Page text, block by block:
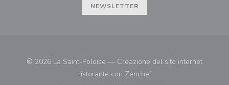
NEWSLETTER
© 2026 La Saint-Poloise — Creazione del sito internet
ristorante con Zenchef((apre una nuova